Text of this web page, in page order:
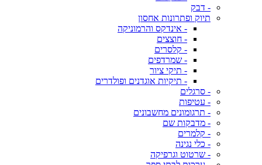
- דבק
תיוק ופתרונות אחסון
- אינדקס והרמוניקה
- חוצצים
- קלסרים
- שמרדפים
- תיקי ציור
- תיקיות אוגדנים ופולדרים
- סרגלים
- עטיפות
- תרגומונים מחשבונים
- מדבקות שם
- קלמרים
- כלי נגינה
- שרטוט וגרפיקה